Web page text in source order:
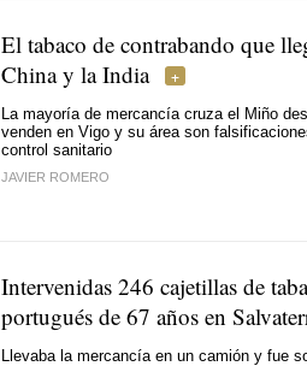
El tabaco de contrabando que
China y la India
La mayoría de mercancía cruza el Miño
venden en Vigo y su área son
control sanitario
JAVIER ROMERO
Intervenidas 246 cajetillas de
portugués de 67 años en
Llevaba la mercancía en un camión y fue